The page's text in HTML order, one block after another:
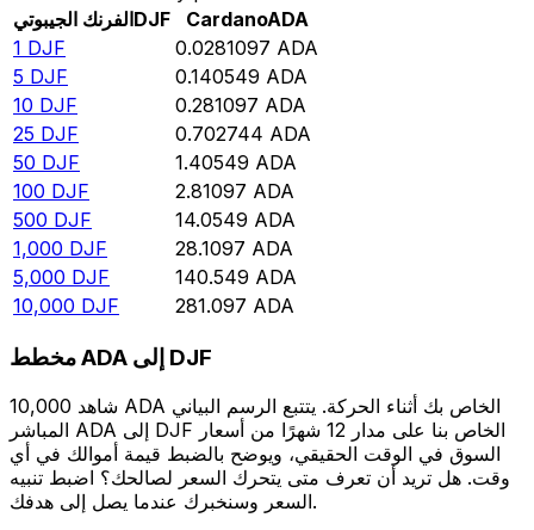
الفرنك الجيبوتيDJF CardanoADA
1 DJF 0.0281097 ADA
5 DJF 0.140549 ADA
10 DJF 0.281097 ADA
25 DJF 0.702744 ADA
50 DJF 1.40549 ADA
100 DJF 2.81097 ADA
500 DJF 14.0549 ADA
1,000 DJF 28.1097 ADA
5,000 DJF 140.549 ADA
10,000 DJF 281.097 ADA
مخطط ADA إلى DJF
شاهد 10,000 ADA الخاص بك أثناء الحركة. يتتبع الرسم البياني
المباشر ADA إلى DJF الخاص بنا على مدار 12 شهرًا من أسعار
السوق في الوقت الحقيقي، ويوضح بالضبط قيمة أموالك في أي
وقت. هل تريد أن تعرف متى يتحرك السعر لصالحك؟ اضبط تنبيه
السعر وسنخبرك عندما يصل إلى هدفك.